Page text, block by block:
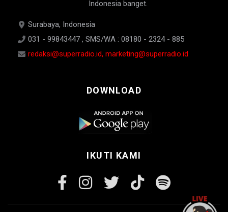
Indonesia banget.
Surabaya, Indonesia
031 - 99843447 , SMS/WA : 08180 - 2324 - 885
redaksi@superradio.id, marketing@superradio.id
DOWNLOAD
IKUTI KAMI